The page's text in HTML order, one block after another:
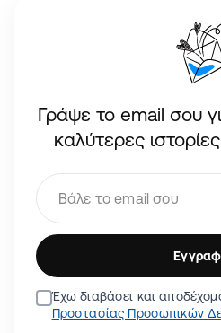
Γράψε το email σου
καλύτερες
Έχω διαβάσει και
Προστασίας Προσωπικών